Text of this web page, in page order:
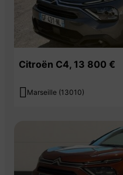
Citroën C4, 13 800 €
 Marseille (13010)